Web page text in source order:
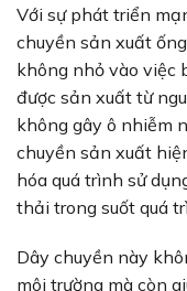
Với sự phát triển
chuyền sản xuất
không nhỏ vào việc
được sản xuất từ
không gây ô nhiễm
chuyền sản xuất
hóa quá trình sử
thải trong suốt quá
Dây chuyền này
môi trường mà còn